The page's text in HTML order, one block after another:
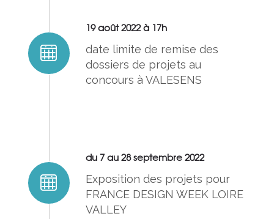
19 août 2022 à 17h
date limite de remise des
dossiers de projets au
concours à VALESENS
du 7 au 28 septembre 2022
Exposition des projets pour
FRANCE DESIGN WEEK LOIRE
VALLEY